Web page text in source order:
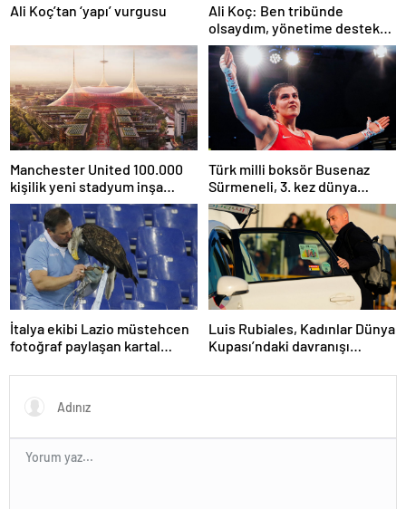
Ali Koç’tan ‘yapı’ vurgusu
Ali Koç: Ben tribünde
olsaydım, yönetime destek
olurdum
Manchester United 100.000
kişilik yeni stadyum inşa
etmeyi planlıyor
Türk milli boksör Busenaz
Sürmeneli, 3. kez dünya
şampiyonu oldu
İtalya ekibi Lazio müstehcen
fotoğraf paylaşan kartal
Luis Rubiales, Kadınlar Dünya
Kupası’ndaki davranışı
suçlu bulundu